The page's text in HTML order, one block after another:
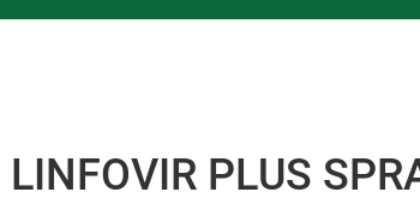
LINFOVIR PLUS